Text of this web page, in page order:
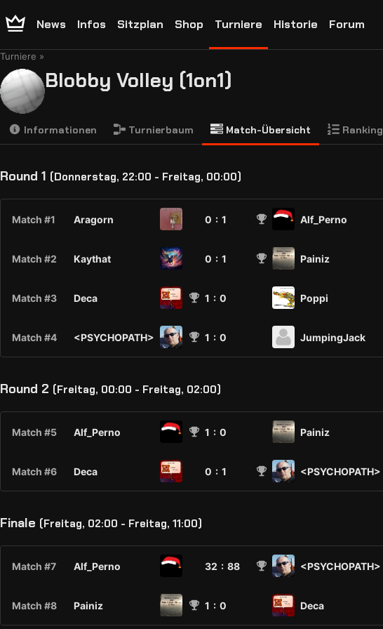
News Infos Sitzplan Shop Turniere Historie Forum
Turniere
Blobby Volley (1on1)
Informationen Turnierbaum Match-Übersicht Ranking
Round 1 (Donnerstag, 22:00 - Freitag, 00:00)
Match #1 Aragorn 0 : 1 Alf_Perno
Match #2 Kaythat 0 : 1 Painiz
Match #3 Deca 1 : 0 Poppi
Match #4 <PSYCHOPATH> 1 : 0 JumpingJack
Round 2 (Freitag, 00:00 - Freitag, 02:00)
Match #5 Alf_Perno 1 : 0 Painiz
Match #6 Deca 0 : 1 <PSYCHOPATH>
Finale (Freitag, 02:00 - Freitag, 11:00)
Match #7 Alf_Perno 32 : 88 <PSYCHOPATH>
Match #8 Painiz 1 : 0 Deca